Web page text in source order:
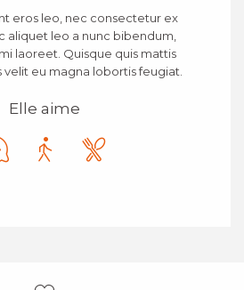
eros leo, nec consectetur ex
aliquet leo a nunc bibendum,
laoreet. Quisque quis mattis
velit eu magna lobortis feugiat.
Elle aime